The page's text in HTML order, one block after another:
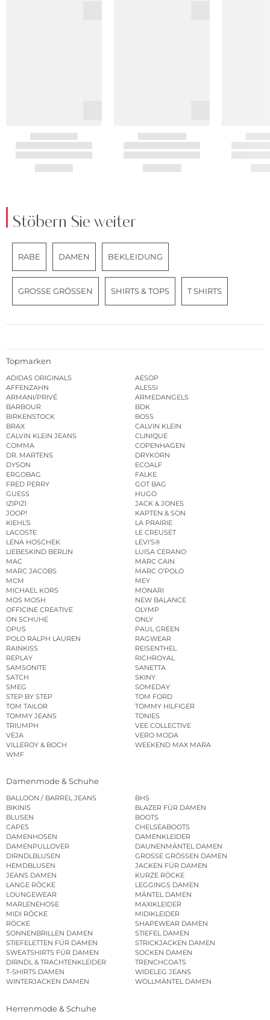
Stöbern Sie weiter
RABE DAMEN BEKLEIDUNG
GROSSE GRÖSSEN SHIRTS & TOPS T SHIRTS
Topmarken
ADIDAS ORIGINALS
AESOP
AFFENZAHN
ALESSI
ARMANI/PRIVÉ
ARMEDANGELS
BARBOUR
BDK
BIRKENSTOCK
BOSS
BRAX
CALVIN KLEIN
CALVIN KLEIN JEANS
CLINIQUE
COMMA
COPENHAGEN
DR. MARTENS
DRYKORN
DYSON
ECOALF
ERGOBAG
FALKE
FRED PERRY
GOT BAG
GUESS
HUGO
IZIPIZI
JACK & JONES
JOOP!
KAPTEN & SON
KIEHL’S
LA PRAIRIE
LACOSTE
LE CREUSET
LENA HOSCHEK
LEVI’S®
LIEBESKIND BERLIN
LUISA CERANO
MAC
MARC CAIN
MARC JACOBS
MARC O’POLO
MCM
MEY
MICHAEL KORS
MONARI
MOS MOSH
NEW BALANCE
OFFICINE CREATIVE
OLYMP
ON SCHUHE
ONLY
OPUS
PAUL GREEN
POLO RALPH LAUREN
RAGWEAR
RAINKISS
REISENTHEL
REPLAY
RICHROYAL
SAMSONITE
SANETTA
SATCH
SKINY
SMEG
SOMEDAY
STEP BY STEP
TOM FORD
TOM TAILOR
TOMMY HILFIGER
TOMMY JEANS
TONIES
TRIUMPH
VEE COLLECTIVE
VEJA
VERO MODA
VILLEROY & BOCH
WEEKEND MAX MARA
WMF
Damenmode & Schuhe
BALLOON / BARREL JEANS
BHS
BIKINIS
BLAZER FÜR DAMEN
BLUSEN
BOOTS
CAPES
CHELSEABOOTS
DAMENHOSEN
DAMENKLEIDER
DAMENPULLOVER
DAUNENMÄNTEL DAMEN
DIRNDLBLUSEN
GROSSE GRÖSSEN DAMEN
HEMDBLUSEN
JACKEN FÜR DAMEN
JEANS DAMEN
KURZE RÖCKE
LANGE RÖCKE
LEGGINGS DAMEN
LOUNGEWEAR
MÄNTEL DAMEN
MARLENEHOSE
MAXIKLEIDER
MIDI RÖCKE
MIDIKLEIDER
RÖCKE
SHAPEWEAR DAMEN
SONNENBRILLEN DAMEN
STIEFEL DAMEN
STIEFELETTEN FÜR DAMEN
STRICKJACKEN DAMEN
SWEATSHIRTS FÜR DAMEN
SOCKEN DAMEN
DIRNDL & TRACHTENKLEIDER
TRENCHCOATS
T-SHIRTS DAMEN
WIDELEG JEANS
WINTERJACKEN DAMEN
WOLLMÄNTEL DAMEN
Herrenmode & Schuhe